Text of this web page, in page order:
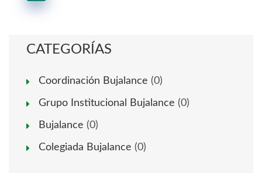
CATEGORÍAS
Coordinación Bujalance (0)
Grupo Institucional Bujalance (0)
Bujalance (0)
Colegiada Bujalance (0)